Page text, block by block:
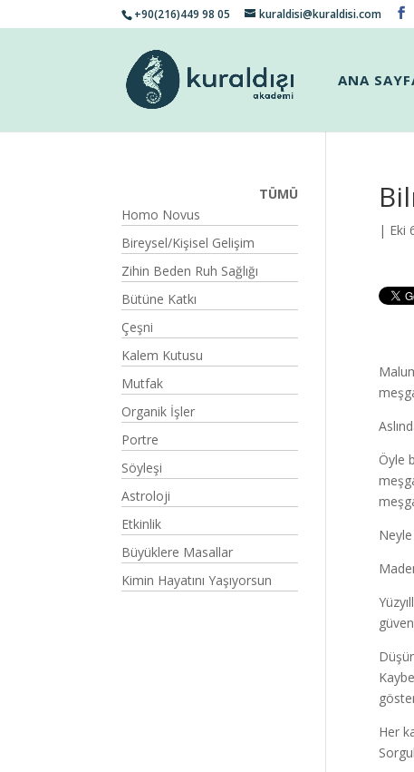
+90(216)449 98 05 kuraldisi@kuraldisi.com
ANA
| Eki
Öyle
Neyle
Her
TÜMÜ
Homo Novus
Bireysel/Kişisel Gelişim
Zihin Beden Ruh Sağlığı
Bütüne Katkı
Çeşni
Kalem Kutusu
Mutfak
Organik İşler
Portre
Söyleşi
Astroloji
Etkinlik
Büyüklere Masallar
Kimin Hayatını Yaşıyorsun